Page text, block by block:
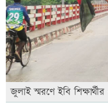
জুলাই স্মরণে ইবি